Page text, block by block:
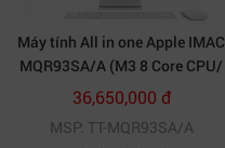
Máy tính All in one Apple IMAC
MQR93SA/A (M3 8 Core CPU/
8GB/ 256GB SSD/ 8 core GPU/
Silver)
36,650,000 đ
MSP: TT-MQR93SA/A